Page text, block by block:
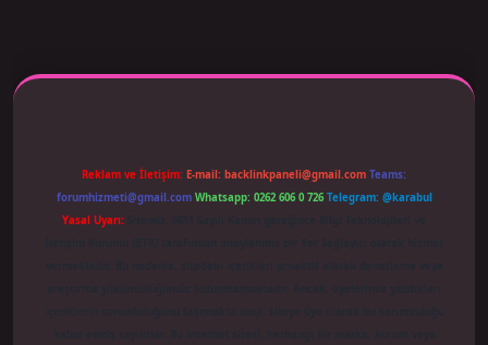
Reklam ve İletişim: E-mail: backlinkpaneli@gmail.com Teams:
forumhizmeti@gmail.com Whatsapp: 0262 606 0 726 Telegram: @karabul
Yasal Uyarı: